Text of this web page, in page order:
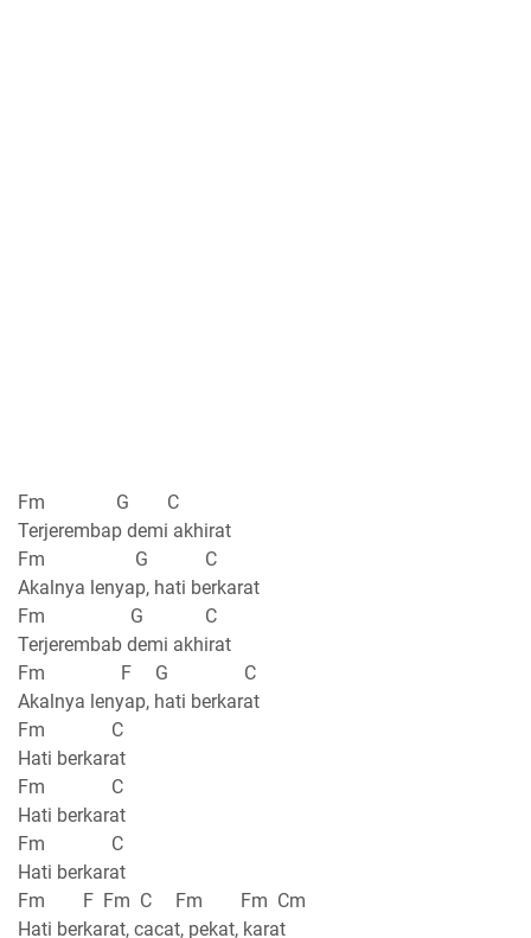
Fm G C
Terjerembap demi akhirat
Fm G C
Akalnya lenyap, hati berkarat
Fm G C
Terjerembab demi akhirat
Fm F G C
Akalnya lenyap, hati berkarat
Fm C
Hati berkarat
Fm C
Hati berkarat
Fm C
Hati berkarat
Fm F Fm C Fm Fm Cm
Hati berkarat, cacat, pekat, karat